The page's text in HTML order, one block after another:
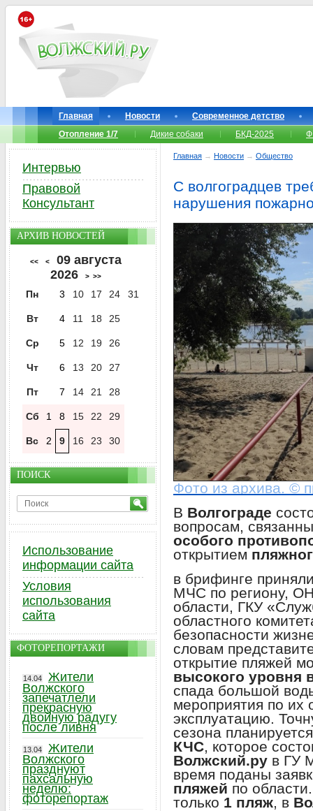
Главная Новости
Современное детство
Отопление 1/7
Дикие собаки БКД-2025
Главная → Новости → Общество
С волгоградцев
нарушения
Фото из архива. ©
В Волгограде
вопросам,
особого
открытием
в брифинге
МЧС по региону,
области, ГКУ
областного
безопасности
словам
открытие пляжей
высокого уровня
спада большой
мероприятия по их
эксплуатацию.
сезона
КЧС, которое
Волжский.ру в ГУ
время поданы
пляжей по
только 1 пляж, в
Интервью
Правовой
Консультант
АРХИВ НОВОСТЕЙ
<< <
09 августа
2026
> >>
Пн 3 10 17 24 31
Вт 4 11 18 25
Ср 5 12 19 26
Чт 6 13 20 27
Пт 7 14 21 28
Сб 1 8 15 22 29
Вс 2 9 16 23 30
ПОИСК
Использование
информации сайта
Условия
использования
сайта
ФОТОРЕПОРТАЖИ
14.04
Жители
Волжского
запечатлели
прекрасную
двойную радугу
после ливня
13.04
Жители
Волжского
празднуют
пахсальную
неделю:
фоторепортаж